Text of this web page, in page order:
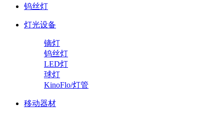
钨丝灯
灯光设备
镝灯
钨丝灯
LED灯
球灯
KinoFlo/灯管
移动器材